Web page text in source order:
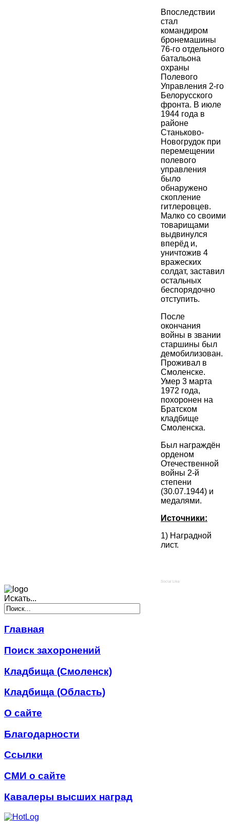
Впоследствии
стал
командиром
бронемашины
76-го отдельного
батальона
охраны
Полевого
Управления 2-го
Белорусского
фронта. В июле
1944 года в
районе
Станьково-
Новогрудок при
перемещении
полевого
управления
было
обнаружено
скопление
гитлеровцев.
Малко со своими
товарищами
выдвинулся
вперёд и,
уничтожив 4
вражеских
солдат, заставил
остальных
беспорядочно
отступить.
После
окончания
войны в звании
старшины был
демобилизован.
Проживал в
Смоленске.
Умер 3 марта
1972 года,
похоронен на
Братском
кладбище
Смоленска.
Был награждён
орденом
Отечественной
войны 2-й
степени
(30.07.1944) и
медалями.
Источники:
1) Наградной
лист.
Social Like
Искать...
Главная
Поиск захоронений
Кладбища (Смоленск)
Кладбища (Область)
О сайте
Благодарности
Ссылки
СМИ о сайте
Кавалеры высших наград